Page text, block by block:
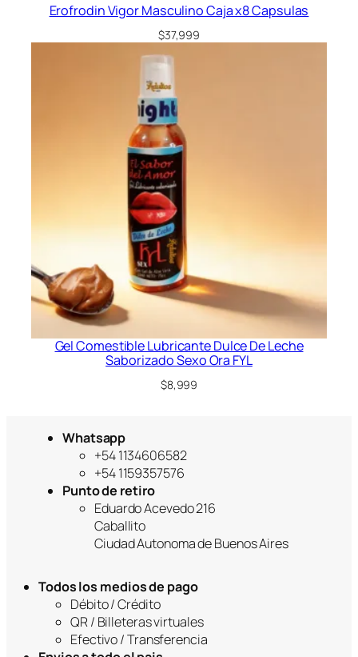
Erofrodin Vigor Masculino Caja x8 Capsulas
$37,999
Gel Comestible Lubricante Dulce De Leche
Saborizado Sexo Ora FYL
$8,999
Whatsapp
+54 1134606582
+54 1159357576
Punto de retiro
Eduardo Acevedo 216
Caballito
Ciudad Autonoma de Buenos Aires
Todos los medios de pago
Débito / Crédito
QR / Billeteras virtuales
Efectivo / Transferencia